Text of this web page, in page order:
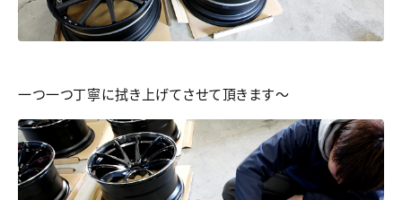
一つ一つ丁寧に拭き上げてさせて頂きます～